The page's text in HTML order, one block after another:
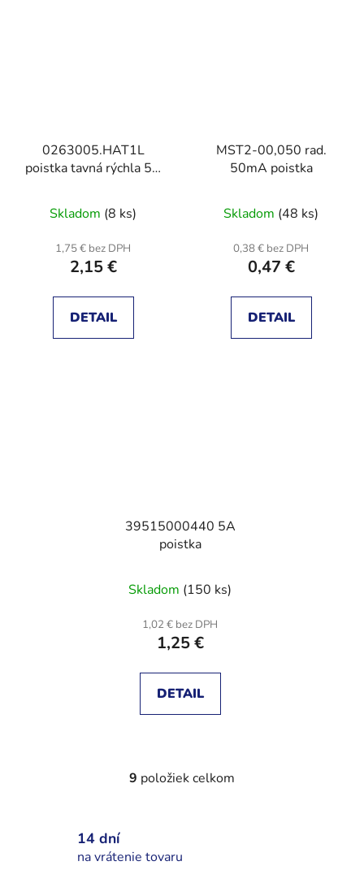
0263005.HAT1L
poistka tavná rýchla 5A
Skladom (8 ks)
1,75 € bez DPH
2,15 €
DETAIL
MST2-00,050 rad.
50mA poistka
Skladom (48 ks)
0,38 € bez DPH
0,47 €
DETAIL
39515000440 5A
poistka
Skladom (150 ks)
1,02 € bez DPH
1,25 €
DETAIL
O
d
9 položiek celkom
14 dní
na vrátenie tovaru